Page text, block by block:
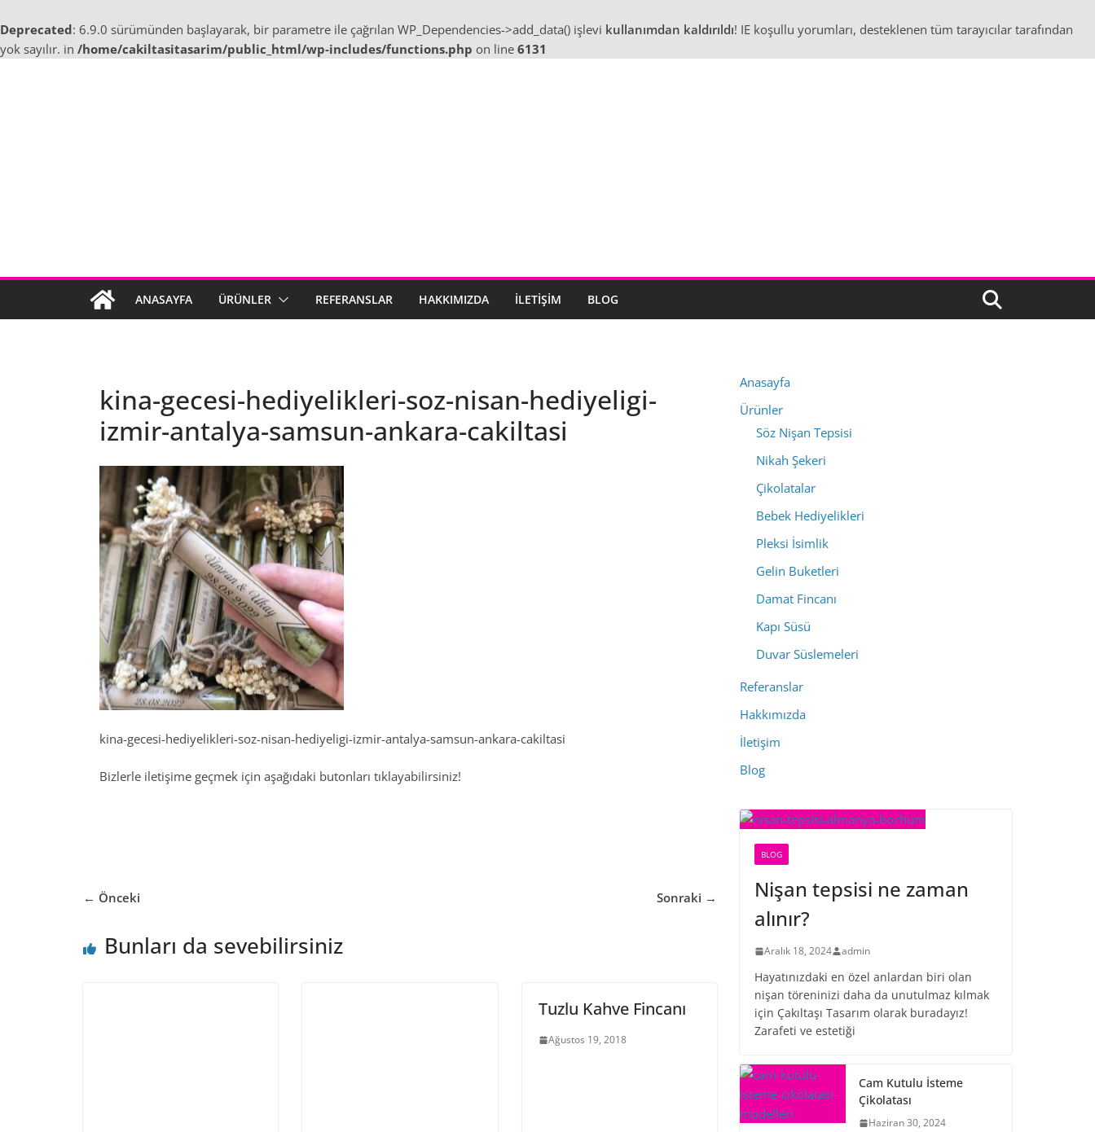
Deprecated: 6.9.0 sürümünden başlayarak, bir parametre ile çağrılan WP_Dependencies->add_data() işlevi kullanımdan kaldırıldı! IE koşullu yorumları, desteklenen tüm tarayıcılar tarafından
yok sayılır. in /home/cakiltasitasarim/public_html/wp-includes/functions.php on line 6131
ANASAYFA ÜRÜNLER REFERANSLAR HAKKIMIZDA İLETIŞIM BLOG
kina-gecesi-hediyelikleri-soz-nisan-hediyeligi-
izmir-antalya-samsun-ankara-cakiltasi
kina-gecesi-hediyelikleri-soz-nisan-hediyeligi-izmir-antalya-samsun-ankara-cakiltasi
Bizlerle iletişime geçmek için aşağıdaki butonları tıklayabilirsiniz!
← Önceki Sonraki →
Bunları da sevebilirsiniz
Tuzlu Kahve Fincanı
Ağustos 19, 2018
Anasayfa
Ürünler
Söz Nişan Tepsisi
Nikah Şekeri
Çikolatalar
Bebek Hediyelikleri
Pleksi İsimlik
Gelin Buketleri
Damat Fincanı
Kapı Süsü
Duvar Süslemeleri
Referanslar
Hakkımızda
İletişim
Blog
BLOG
Nişan tepsisi ne zaman
alınır?
Aralık 18, 2024 admin
Hayatınızdaki en özel anlardan biri olan
nişan töreninizi daha da unutulmaz kılmak
için Çakıltaşı Tasarım olarak buradayız!
Zarafeti ve estetiği
Cam Kutulu İsteme
Çikolatası
Haziran 30, 2024